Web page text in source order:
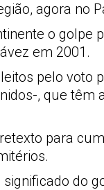
agora no
o golpe
em 2001.
pelo voto
, que
para
do